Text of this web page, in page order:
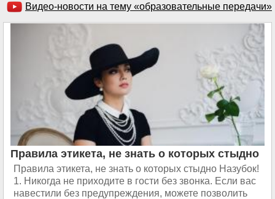
Видео-новости на тему «образовательные передачи»
Правила этикета, не знать о которых стыдно
Правила этикета, не знать о которых стыдно Назубок!
1. Никогда не приходите в гости без звонка. Если вас
навестили без предупреждения, можете позволить